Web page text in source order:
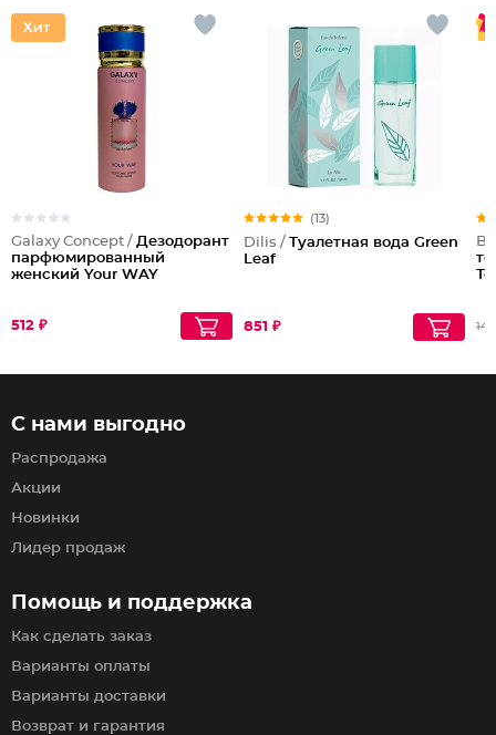
Galaxy Concept / Дезодорант
парфюмированный
женский Your WAY
512 ₽
(13)
Dilis / Туалетная вода Green
Leaf
851 ₽
Помощь и поддержка
Как сделать заказ
Варианты оплаты
Варианты доставки
Возврат и гарантия
С нами выгодно
Распродажа
Акции
Новинки
Лидер продаж